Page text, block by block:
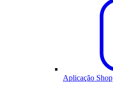
Aplicação Shop